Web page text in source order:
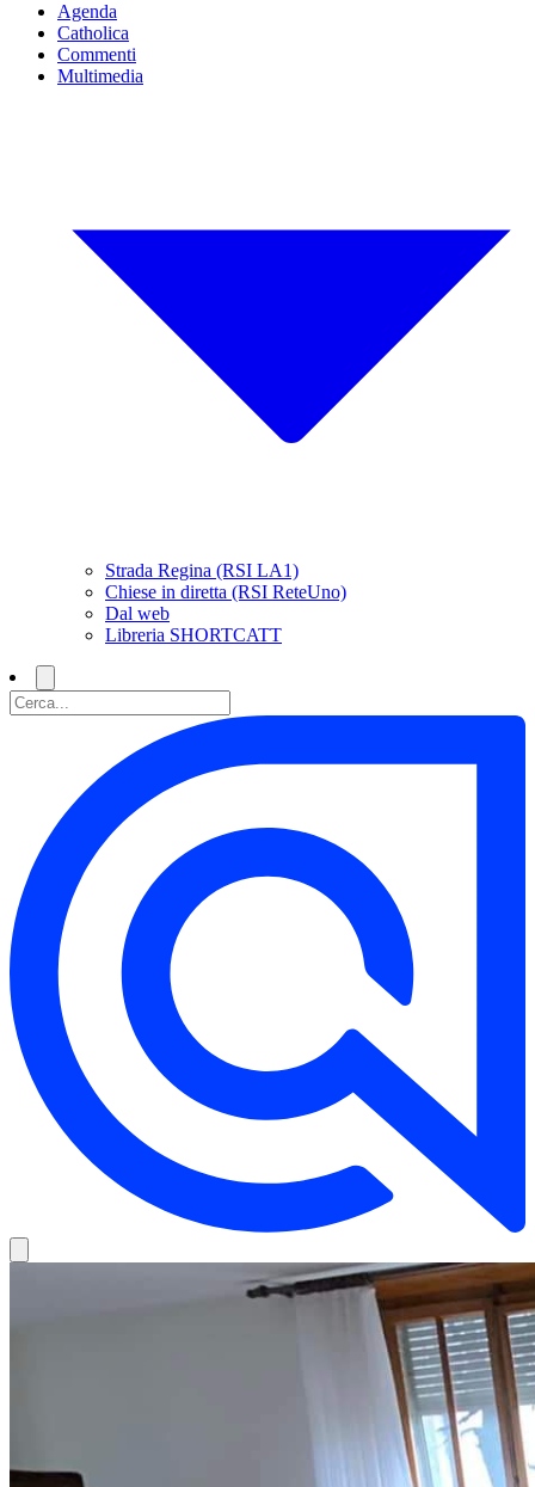
Agenda
Catholica
Commenti
Multimedia
Strada Regina (RSI LA1)
Chiese in diretta (RSI ReteUno)
Dal web
Libreria SHORTCATT